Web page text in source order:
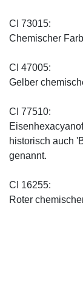
CI 73015:
Chemischer
CI 47005:
Gelber
CI 77510:
historisch auch
genannt.
CI 16255:
Roter